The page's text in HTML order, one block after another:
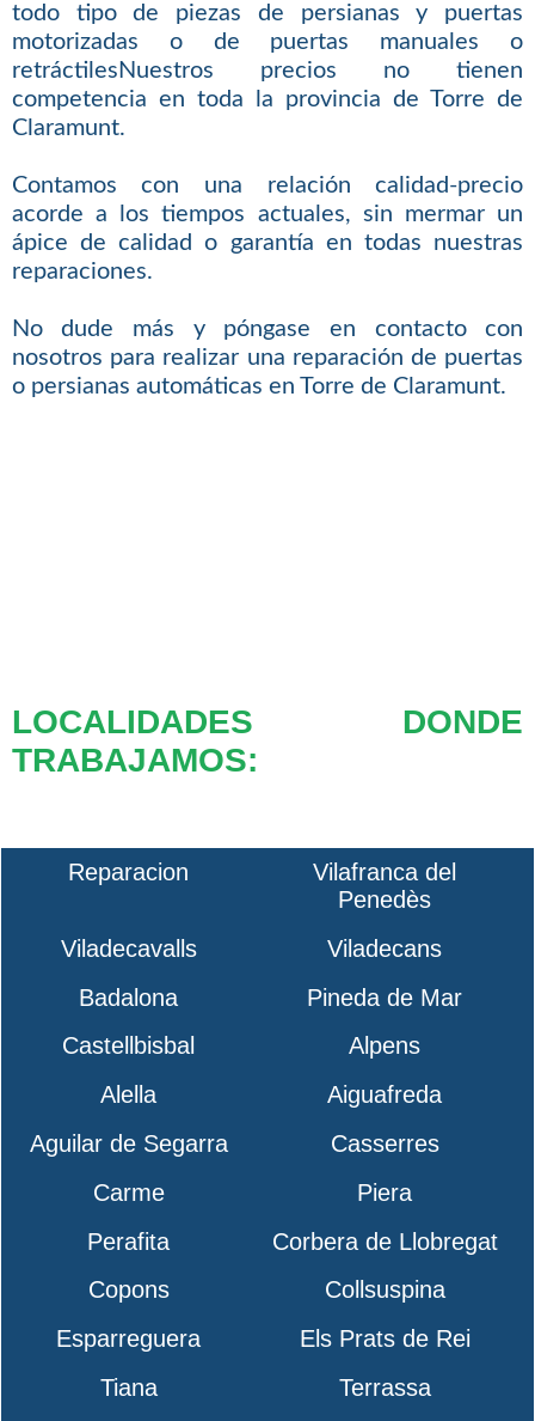
todo tipo de piezas de persianas y puertas
motorizadas o de puertas manuales o
retráctilesNuestros precios no tienen
competencia en toda la provincia de Torre de
Claramunt.
Contamos con una relación calidad-precio
acorde a los tiempos actuales, sin mermar un
ápice de calidad o garantía en todas nuestras
reparaciones.
No dude más y póngase en contacto con
nosotros para realizar una reparación de puertas
o persianas automáticas en Torre de Claramunt.
LOCALIDADES DONDE
TRABAJAMOS:
Reparacion
Vilafranca del
Penedès
Viladecavalls
Viladecans
Badalona
Pineda de Mar
Castellbisbal
Alpens
Alella
Aiguafreda
Aguilar de Segarra
Casserres
Carme
Piera
Perafita
Corbera de Llobregat
Copons
Collsuspina
Esparreguera
Els Prats de Rei
Tiana
Terrassa